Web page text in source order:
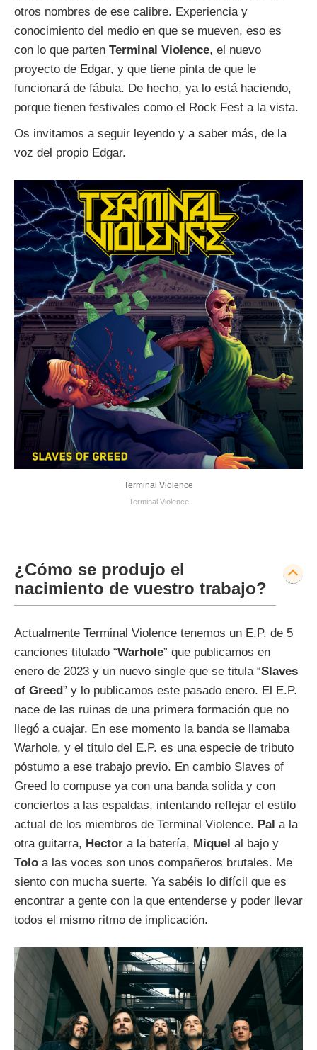
otros nombres de ese calibre. Experiencia y
conocimiento del medio en que se mueven, eso es
con lo que parten Terminal Violence, el nuevo
proyecto de Edgar, y que tiene pinta de que le
funcionará de fábula. De hecho, ya lo está haciendo,
porque tienen festivales como el Rock Fest a la vista.
Os invitamos a seguir leyendo y a saber más, de la
voz del propio Edgar.
Terminal Violence
Terminal Violence
¿Cómo se produjo el
nacimiento de vuestro trabajo?
Actualmente Terminal Violence tenemos un E.P. de 5
canciones titulado “Warhole” que publicamos en
enero de 2023 y un nuevo single que se titula “Slaves
of Greed” y lo publicamos este pasado enero. El E.P.
nace de las ruinas de una primera formación que no
llegó a cuajar. En ese momento la banda se llamaba
Warhole, y el título del E.P. es una especie de tributo
póstumo a ese trabajo previo. En cambio Slaves of
Greed lo compuse ya con una banda solida y con
conciertos a las espaldas, intentando reflejar el estilo
actual de los miembros de Terminal Violence. Pal a la
otra guitarra, Hector a la batería, Miquel al bajo y
Tolo a las voces son unos compañeros brutales. Me
siento con mucha suerte. Ya sabéis lo difícil que es
encontrar a gente con la que entenderse y poder llevar
todos el mismo ritmo de implicación.